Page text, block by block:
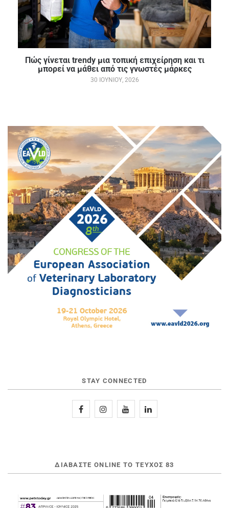
Πώς γίνεται trendy μια τοπική επιχείρηση και τι
μπορεί να μάθει από τις γνωστές μάρκες
30 ΙΟΥΝΊΟΥ, 2026
STAY CONNECTED
ΔΙΑΒΆΣΤΕ ONLINE ΤΟ ΤΕΎΧΟΣ 83